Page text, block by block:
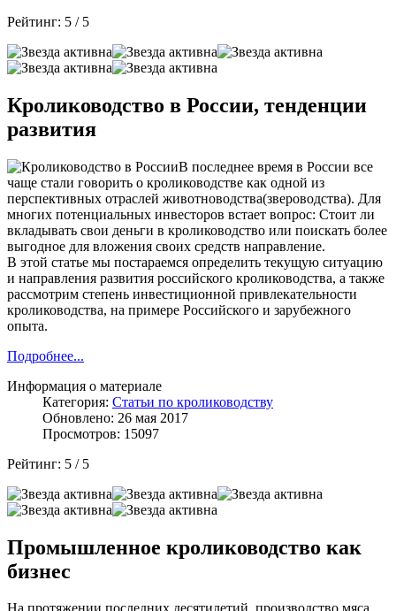
Рейтинг: 5 / 5
Кролиководство в России, тенденции
развития
В последнее время в России все
чаще стали говорить о кролиководстве как одной из
перспективных отраслей животноводства(звероводства). Для
многих потенциальных инвесторов встает вопрос: Стоит ли
вкладывать свои деньги в кролиководство или поискать более
выгодное для вложения своих средств направление.
В этой статье мы постараемся определить текущую ситуацию
и направления развития российского кролиководства, а также
рассмотрим степень инвестиционной привлекательности
кролиководства, на примере Российского и зарубежного
опыта.
Подробнее...
Информация о материале
Категория: Статьи по кролиководству
Обновлено: 26 мая 2017
Просмотров: 15097
Рейтинг: 5 / 5
Промышленное кролиководство как
бизнес